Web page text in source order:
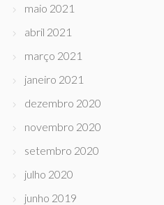
maio 2021
abril 2021
março 2021
janeiro 2021
dezembro 2020
novembro 2020
setembro 2020
julho 2020
junho 2019